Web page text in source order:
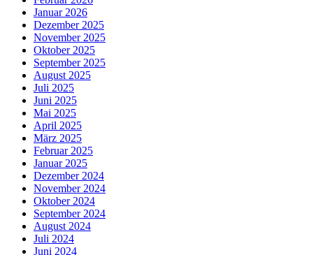
Januar 2026
Dezember 2025
November 2025
Oktober 2025
September 2025
August 2025
Juli 2025
Juni 2025
Mai 2025
April 2025
März 2025
Februar 2025
Januar 2025
Dezember 2024
November 2024
Oktober 2024
September 2024
August 2024
Juli 2024
Juni 2024